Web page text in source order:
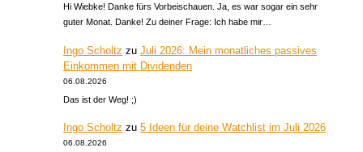
Hi Wiebke! Danke fürs Vorbeischauen. Ja, es war sogar ein sehr
guter Monat. Danke! Zu deiner Frage: Ich habe mir…
Ingo Scholtz zu Juli 2026: Mein monatliches passives
Einkommen mit Dividenden
06.08.2026
Das ist der Weg! ;)
Ingo Scholtz zu 5 Ideen für deine Watchlist im Juli 2026
06.08.2026